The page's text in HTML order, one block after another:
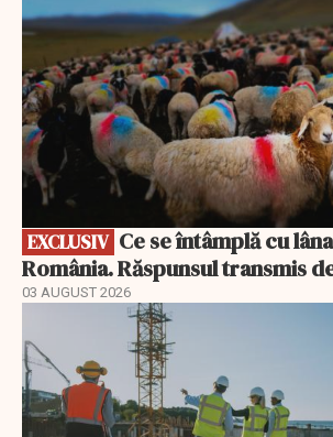
EXCLUSIV
România. Răspunsul transmis
03 AUGUST 2026